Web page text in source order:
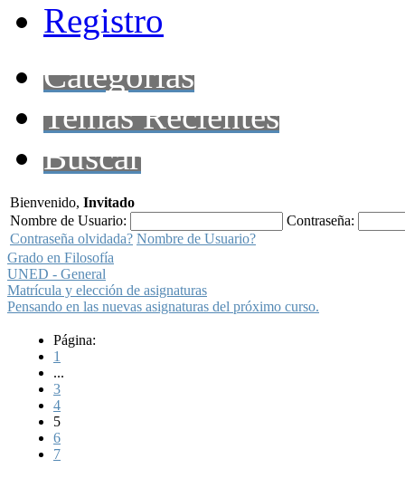
Registro
Categorías
Temas Recientes
Buscar
Bienvenido, Invitado
Nombre de Usuario:
Contraseña:
Contraseña olvidada? Nombre de Usuario?
Grado en Filosofía
UNED - General
Matrícula y elección de asignaturas
Pensando en las nuevas asignaturas del próximo curso.
Página:
1
...
3
4
5
6
7